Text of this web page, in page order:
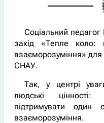
Соціальний
захід «Тепле коло:
взаєморозуміння»
СНАУ.
Так, у центрі
людські
підтримувати один
взаєморозуміння.